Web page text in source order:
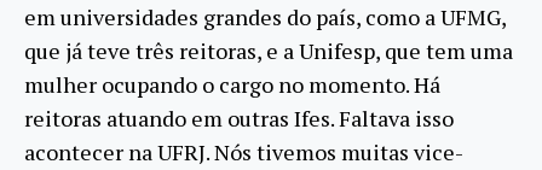
em universidades grandes do país, como a UFMG,
que já teve três reitoras, e a Unifesp, que tem uma
mulher ocupando o cargo no momento. Há
reitoras atuando em outras Ifes. Faltava isso
acontecer na UFRJ. Nós tivemos muitas vice-